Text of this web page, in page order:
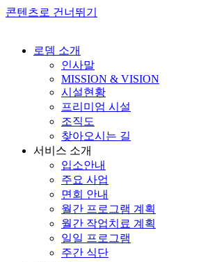
콘텐츠로 건너뛰기
로뎀 소개
인사말
MISSION & VISION
시설현황
프리미엄 시설
조직도
찾아오시는 길
서비스 소개
입소안내
주요 사업
면회 안내
월간 프로그램 계획
월간 작업치료 계획
일일 프로그램
주간 식단